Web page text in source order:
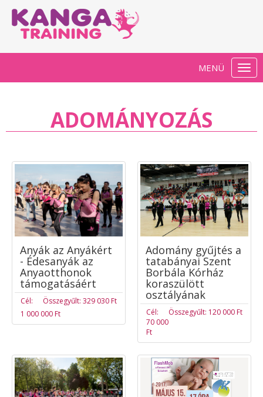
MENÜ
ADOMÁNYOZÁS
Anyák az Anyákért
- Édesanyák az
Anyaotthonok
támogatásáért
Összegyűlt: 329 030 Ft
Cél:
1 000 000 Ft
Adomány gyűjtés a
tatabányai Szent
Borbála Kórház
koraszülött
osztályának
Összegyűlt: 120 000 Ft
Cél:
70 000
Ft